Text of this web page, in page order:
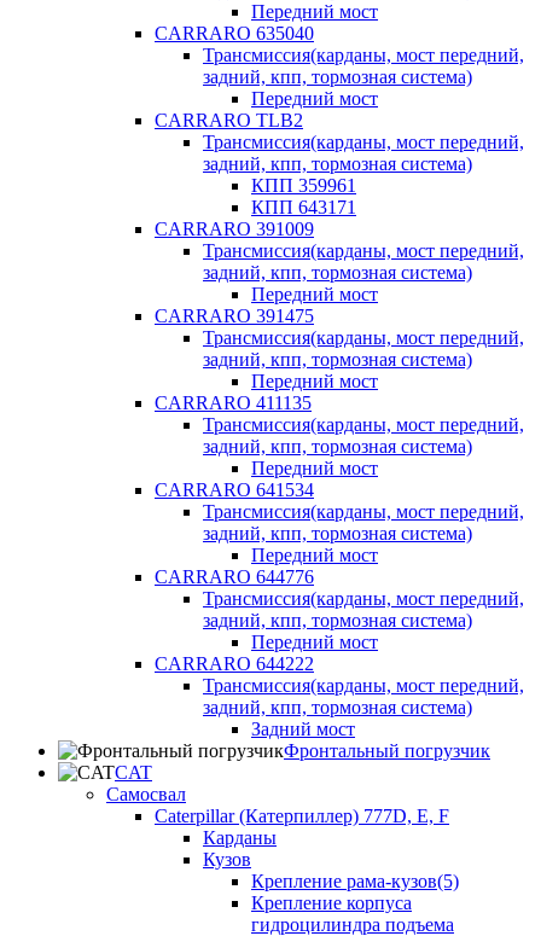
Передний мост
CARRARO 635040
Трансмиссия(карданы, мост передний,
задний, кпп, тормозная система)
Передний мост
CARRARO TLB2
Трансмиссия(карданы, мост передний,
задний, кпп, тормозная система)
КПП 359961
КПП 643171
CARRARO 391009
Трансмиссия(карданы, мост передний,
задний, кпп, тормозная система)
Передний мост
CARRARO 391475
Трансмиссия(карданы, мост передний,
задний, кпп, тормозная система)
Передний мост
CARRARO 411135
Трансмиссия(карданы, мост передний,
задний, кпп, тормозная система)
Передний мост
CARRARO 641534
Трансмиссия(карданы, мост передний,
задний, кпп, тормозная система)
Передний мост
CARRARO 644776
Трансмиссия(карданы, мост передний,
задний, кпп, тормозная система)
Передний мост
CARRARO 644222
Трансмиссия(карданы, мост передний,
задний, кпп, тормозная система)
Задний мост
Фронтальный погрузчик
CAT
Самосвал
Caterpillar (Катерпиллер) 777D, E, F
Карданы
Кузов
Крепление рама-кузов(5)
Крепление корпуса
гидроцилиндра подъема